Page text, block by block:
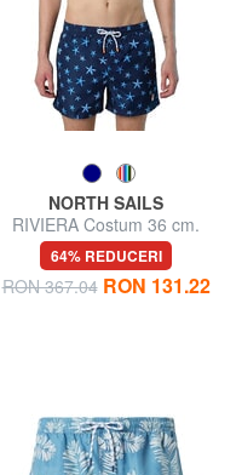
NORTH SAILS
RIVIERA Costum 36 cm.
64% REDUCERI
RON 367.04 RON 131.22